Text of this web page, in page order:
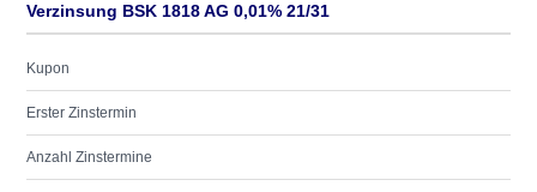
Verzinsung BSK 1818 AG 0,01% 21/31
Kupon
Erster Zinstermin
Anzahl Zinstermine